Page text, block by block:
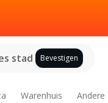
stad Bevestigen
Warenhuis Andere